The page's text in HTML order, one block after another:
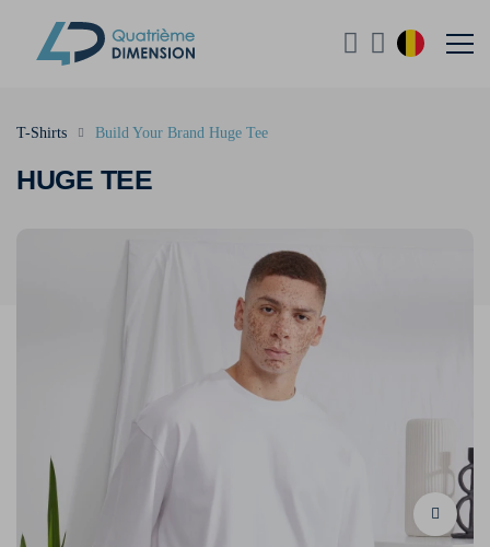
HUGE TEE
T-Shirts Build Your Brand Huge Tee